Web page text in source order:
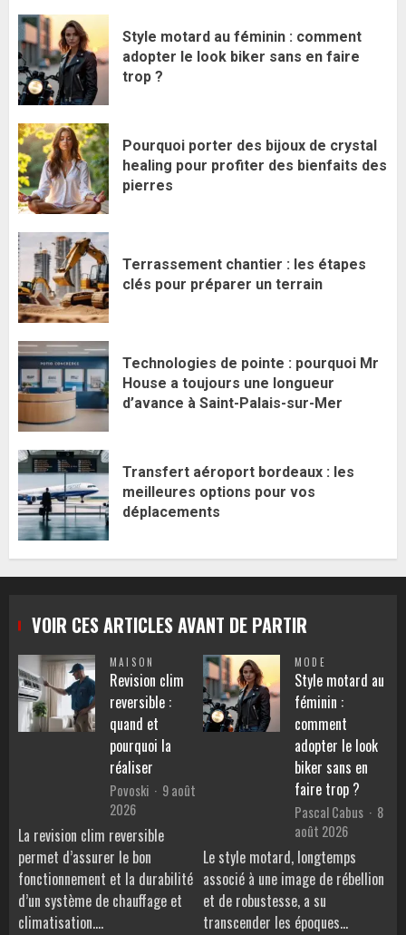
Style motard au féminin : comment
adopter le look biker sans en faire
trop ?
Pourquoi porter des bijoux de crystal
healing pour profiter des bienfaits des
pierres
Terrassement chantier : les étapes
clés pour préparer un terrain
Technologies de pointe : pourquoi Mr
House a toujours une longueur
d’avance à Saint-Palais-sur-Mer
Transfert aéroport bordeaux : les
meilleures options pour vos
déplacements
VOIR CES ARTICLES AVANT DE PARTIR
MAISON
Revision clim
reversible :
quand et
pourquoi la
réaliser
Povoski
9 août
2026
La revision clim reversible
permet d’assurer le bon
fonctionnement et la durabilité
d’un système de chauffage et
climatisation.…
MODE
Style motard au
féminin :
comment
adopter le look
biker sans en
faire trop ?
Pascal Cabus
8
août 2026
Le style motard, longtemps
associé à une image de rébellion
et de robustesse, a su
transcender les époques…